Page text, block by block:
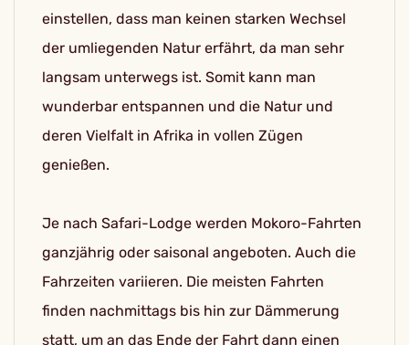
einstellen, dass man keinen starken Wechsel
der umliegenden Natur erfährt, da man sehr
langsam unterwegs ist. Somit kann man
wunderbar entspannen und die Natur und
deren Vielfalt in Afrika in vollen Zügen
genießen.
Je nach Safari-Lodge werden Mokoro-Fahrten
ganzjährig oder saisonal angeboten. Auch die
Fahrzeiten variieren. Die meisten Fahrten
finden nachmittags bis hin zur Dämmerung
statt, um an das Ende der Fahrt dann einen